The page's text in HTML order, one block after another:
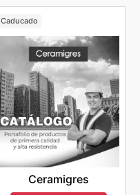
Caducado
Ceramigres